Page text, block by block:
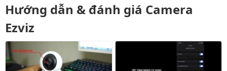
Hướng dẫn & đánh giá Camera
Ezviz